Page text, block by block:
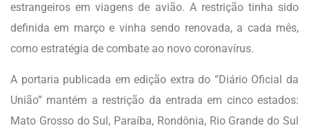
estrangeiros em viagens de avião. A restrição tinha sido
definida em março e vinha sendo renovada, a cada mês,
como estratégia de combate ao novo coronavírus.
A portaria publicada em edição extra do “Diário Oficial da
União” mantém a restrição da entrada em cinco estados:
Mato Grosso do Sul, Paraíba, Rondônia, Rio Grande do Sul